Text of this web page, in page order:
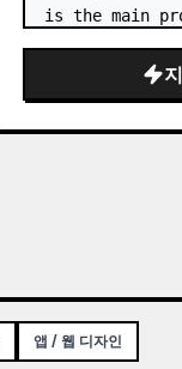
is the main
앱 / 웹 디자인